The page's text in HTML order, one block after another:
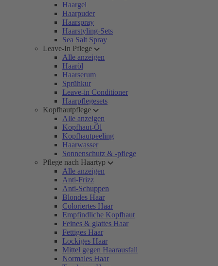
Haargel
Haarpuder
Haarspray
Haarstyling-Sets
Sea Salt Spray
Leave-In Pflege
Alle anzeigen
Haaröl
Haarserum
Sprühkur
Leave-in Conditioner
Haarpflegesets
Kopfhautpflege
Alle anzeigen
Kopfhaut-Öl
Kopfhautpeeling
Haarwasser
Sonnenschutz & -pflege
Pflege nach Haartyp
Alle anzeigen
Anti-Frizz
Anti-Schuppen
Blondes Haar
Coloriertes Haar
Empfindliche Kopfhaut
Feines & glattes Haar
Fettiges Haar
Lockiges Haar
Mittel gegen Haarausfall
Normales Haar